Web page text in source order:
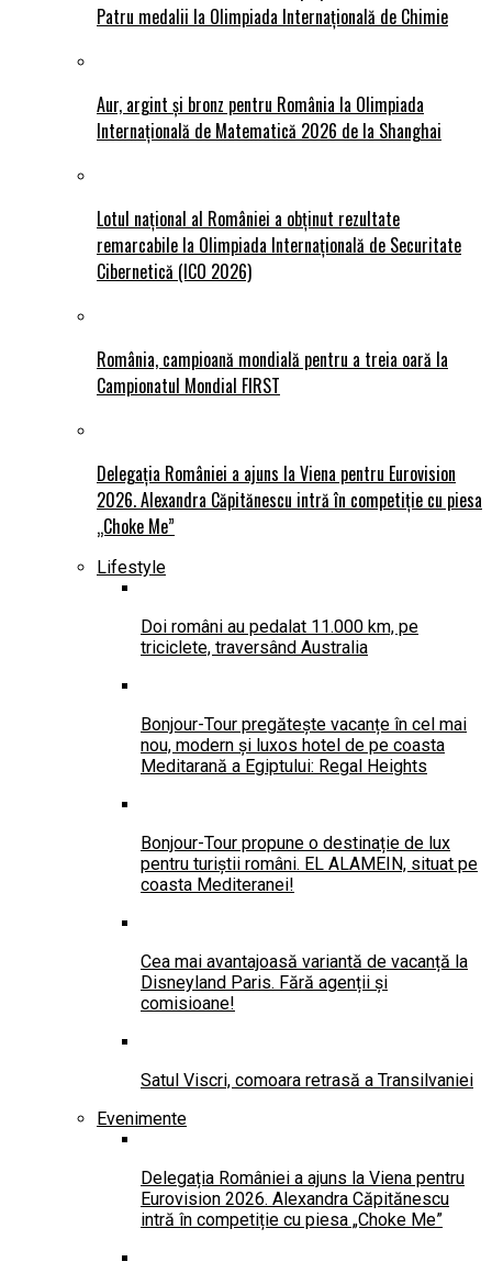
Patru medalii la Olimpiada Internațională de Chimie
Aur, argint și bronz pentru România la Olimpiada
Internațională de Matematică 2026 de la Shanghai
Lotul național al României a obținut rezultate
remarcabile la Olimpiada Internațională de Securitate
Cibernetică (ICO 2026)
România, campioană mondială pentru a treia oară la
Campionatul Mondial FIRST
Delegația României a ajuns la Viena pentru Eurovision
2026. Alexandra Căpitănescu intră în competiție cu piesa
„Choke Me”
Lifestyle
Doi români au pedalat 11.000 km, pe
triciclete, traversând Australia
Bonjour-Tour pregătește vacanțe în cel mai
nou, modern și luxos hotel de pe coasta
Meditarană a Egiptului: Regal Heights
Bonjour-Tour propune o destinație de lux
pentru turiștii români. EL ALAMEIN, situat pe
coasta Mediteranei!
Cea mai avantajoasă variantă de vacanță la
Disneyland Paris. Fără agenții și
comisioane!
Satul Viscri, comoara retrasă a Transilvaniei
Evenimente
Delegația României a ajuns la Viena pentru
Eurovision 2026. Alexandra Căpitănescu
intră în competiție cu piesa „Choke Me”